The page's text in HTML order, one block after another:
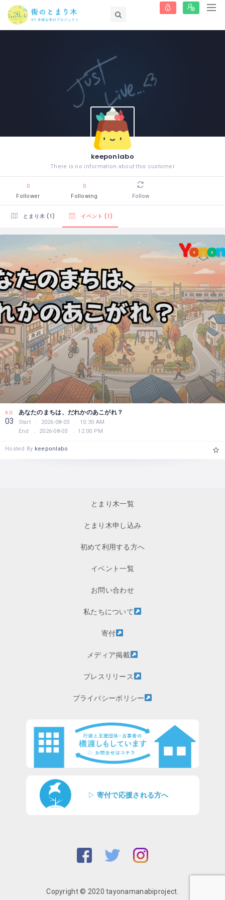
keeponlabo
There is no information about this customer
0
Follower
0
Following
Follow
とまり木 (1) イベント (1)
8月
03
あなたのまちは、だれかのあこがれ？
Start 2026-08-03
10:30 AM
End
2026-08-03 12:00 PM
Hosted By keeponlabo
とまり木一覧
とまり木申し込み
初めて利用する方へ
イベント一覧
お問い合わせ
私たちについて
寄付
メディア掲載
プレスリリース
プライバシーポリシー
▷ 寄付で応援される方へ
Copyright © 2020 tayonamanabiproject.